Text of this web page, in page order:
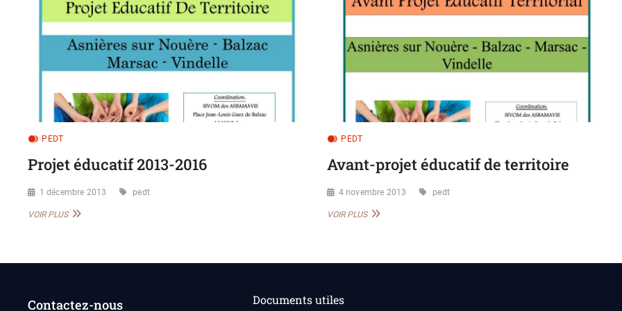
PEDT
Projet éducatif 2013-2016
1 décembre 2013 pedt
VOIR PLUSPROJET
PEDT
Avant-projet éducatif de territoire
4 novembre 2013 pedt
VOIR PLUSAVANT-
TERRITOIRE
Contactez-nous Documents utiles